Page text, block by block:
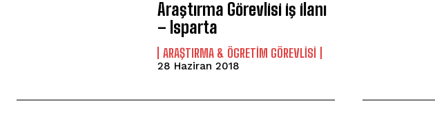
Araştırma Görevlisi iş ilanı
– Isparta
ARAŞTIRMA & ÖGRETIM GÖREVLISI
28 Haziran 2018